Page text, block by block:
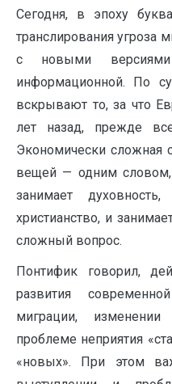
Сегодня, в эпоху
транслирования угроза
с новыми версиями
информационной. По
вскрывают то, за что
лет назад, прежде
Экономически сложная
вещей — одним
занимает
христианство, и
сложный вопрос.
Понтифик говорил,
развития
миграции, изменении
проблеме неприятия
«новых». При этом